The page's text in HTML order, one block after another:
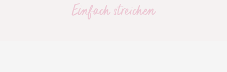
Einfach streichen